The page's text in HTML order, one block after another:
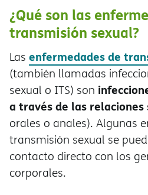
¿Qué son las
transmisión sexual?
Las enfermedades de
(también llamadas
sexual o ITS) son
a través de las relaciones
orales o anales). Algunas
transmisión sexual se
contacto directo con los
corporales.